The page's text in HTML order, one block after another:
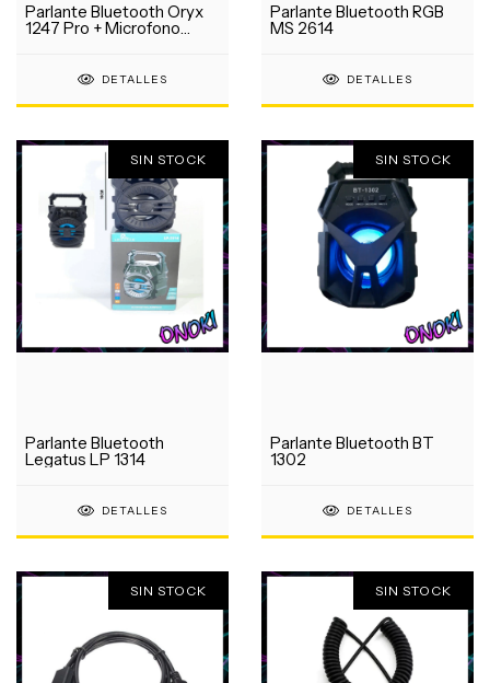
Parlante Bluetooth Oryx
1247 Pro + Microfono
DETALLES
Parlante Bluetooth RGB
MS 2614
DETALLES
SIN STOCK
Parlante Bluetooth
Legatus LP 1314
DETALLES
SIN STOCK
Parlante Bluetooth BT
1302
DETALLES
SIN STOCK SIN STOCK